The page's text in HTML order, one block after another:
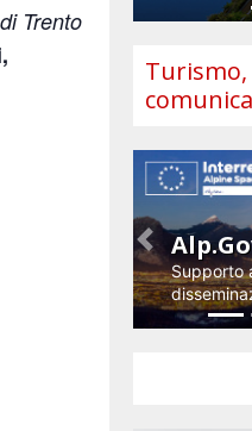
Trento
Supporto
Previous